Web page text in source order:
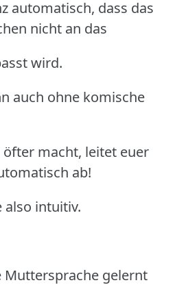
automatisch, dass das
nicht an das
wird.
auch ohne komische
öfter macht, leitet euer
ab!
also intuitiv.
Muttersprache gelernt